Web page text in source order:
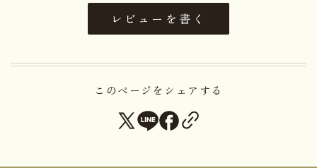
になってしまった百年を数える松本の名物です。
昔も今もこれからも、これは旨いと言われる「これ
バターをたくさん使った生地で、ふんわり・モチモ
チの軽い食感を追求。
レビューを書く
このページをシェアする